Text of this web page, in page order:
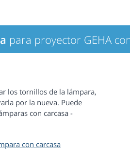
para proyector GEHA
los tornillos de la lámpara,
por la nueva. Puede
con carcasa -
con carcasa